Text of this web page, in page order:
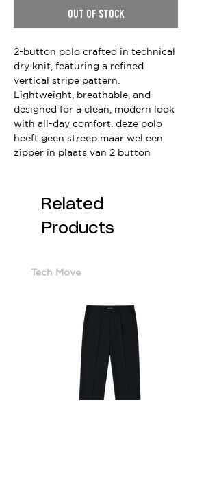
Out of Stock
2-button polo crafted in technical
dry knit, featuring a refined
vertical stripe pattern.
Lightweight, breathable, and
designed for a clean, modern look
with all-day comfort. deze polo
heeft geen streep maar wel een
zipper in plaats van 2 button
Related
Products
Tech Move